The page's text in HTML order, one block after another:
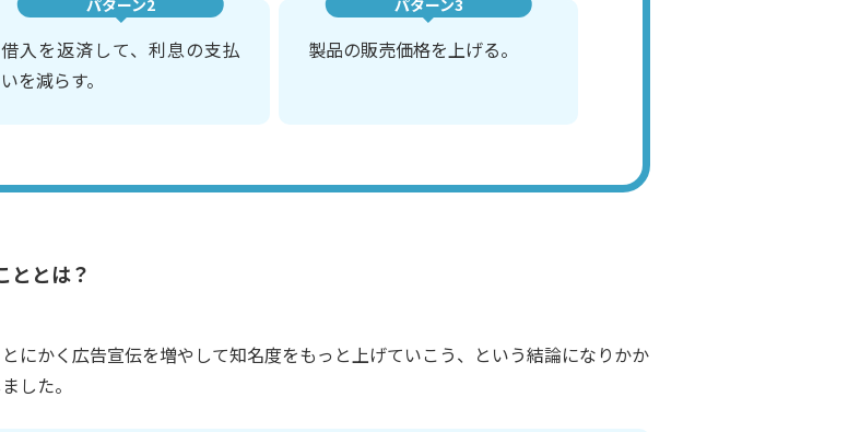
パターン2
借入を返済して、利息の支払
いを減らす。
パターン3
製品の販売価格を上げる。
ととは？
にかく広告宣伝を増やして知名度をもっと上げていこう、という結論になりかか
した。